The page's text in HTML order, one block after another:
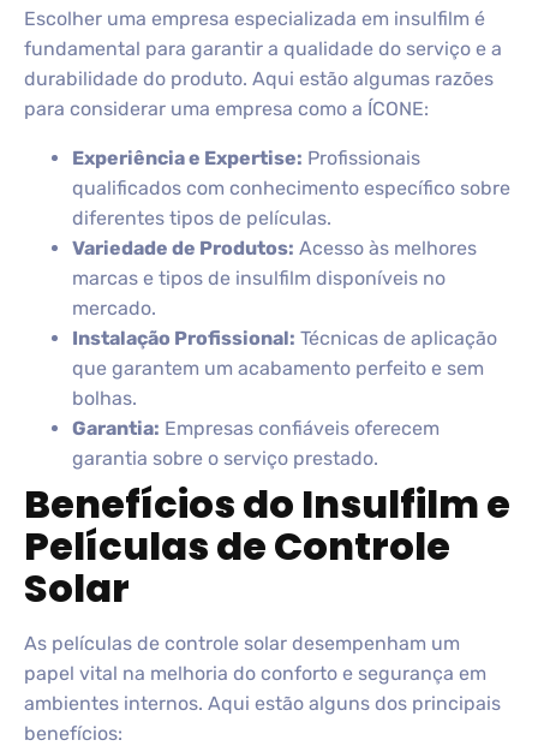
Escolher uma empresa especializada em insulfilm é
fundamental para garantir a qualidade do serviço e a
durabilidade do produto. Aqui estão algumas razões
para considerar uma empresa como a ÍCONE:
Experiência e Expertise: Profissionais
qualificados com conhecimento específico sobre
diferentes tipos de películas.
Variedade de Produtos: Acesso às melhores
marcas e tipos de insulfilm disponíveis no
mercado.
Instalação Profissional: Técnicas de aplicação
que garantem um acabamento perfeito e sem
bolhas.
Garantia: Empresas confiáveis oferecem
garantia sobre o serviço prestado.
Benefícios do Insulfilm e
Películas de Controle
Solar
As películas de controle solar desempenham um
papel vital na melhoria do conforto e segurança em
ambientes internos. Aqui estão alguns dos principais
benefícios: